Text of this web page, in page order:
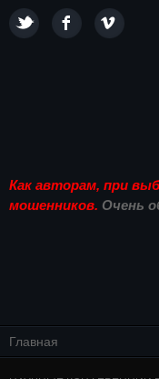
Как авторам, при
мошенников. Очень
Главная